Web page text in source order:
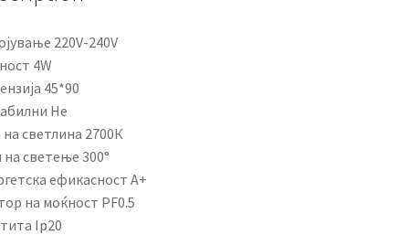
220V-240V
4W
45*90
Не
на светлина 2700К
на светење 300°
ефикасност A+
на моќност PF0.5
Ip20